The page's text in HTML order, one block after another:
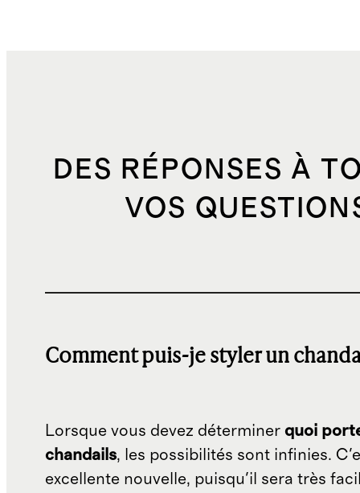
DES RÉPONSES À
VOS
Comment puis-je styler un
Lorsque vous devez déterminer quoi
chandails, les possibilités sont infinies.
excellente nouvelle, puisqu'il sera très